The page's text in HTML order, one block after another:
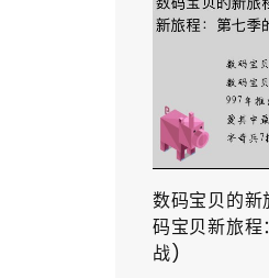
数码宝贝的
码宝贝新旅程
战)